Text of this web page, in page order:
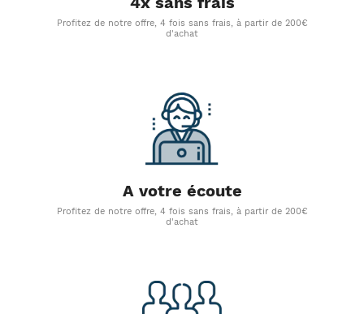
Profitez de notre offre, 4 fois sans frais, à partir de 200€
d'achat
A votre écoute
Profitez de notre offre, 4 fois sans frais, à partir de 200€
d'achat